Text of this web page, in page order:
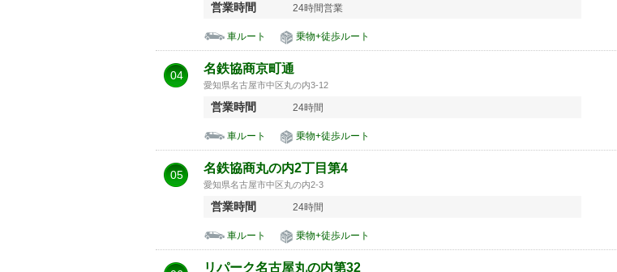
営業時間 24時間営業
車ルート 乗物+徒歩ルート
04 名鉄協商京町通
愛知県名古屋市中区丸の内3-12
営業時間 24時間
車ルート 乗物+徒歩ルート
05 名鉄協商丸の内2丁目第4
愛知県名古屋市中区丸の内2-3
営業時間 24時間
車ルート 乗物+徒歩ルート
リパーク名古屋丸の内第32